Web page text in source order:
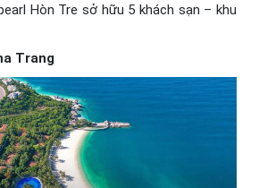
Hòn Tre sở hữu 5 khách sạn – khu
Trang